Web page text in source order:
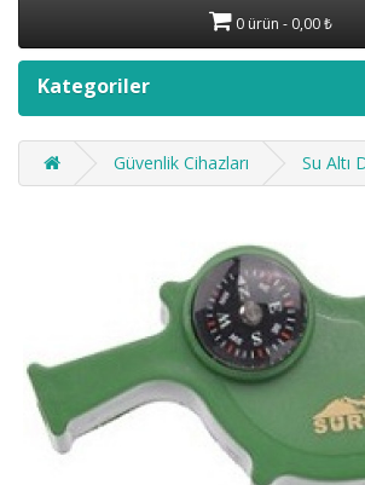
0 ürün - 0,00 ₺
Kategoriler
Güvenlik Cihazları Su Altı